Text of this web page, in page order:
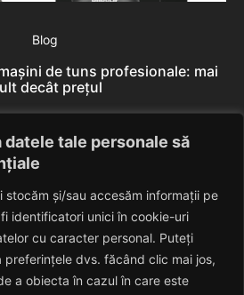
datele tale personale să
stocăm și/sau accesăm informații pe
identificatori unici în cookie-uri
cu caracter personal. Puteți
dvs. făcând clic mai jos,
a obiecta în cazul în care este
Blog
de tuns profesionale: mai
decât prețul
August 9, 2026